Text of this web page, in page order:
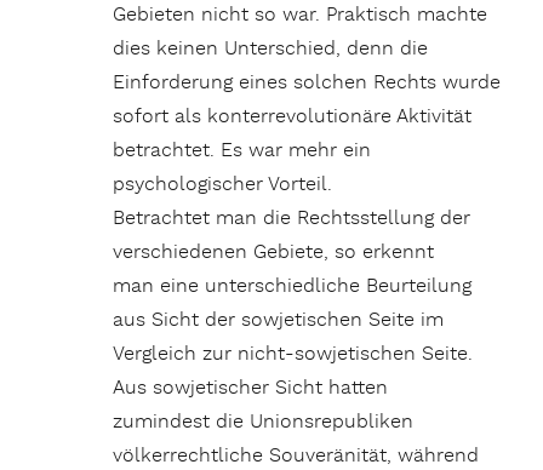
Gebieten nicht so war. Praktisch machte
dies keinen Unterschied, denn die
Einforderung eines solchen Rechts wurde
sofort als konterrevolutionäre Aktivität
betrachtet. Es war mehr ein
psychologischer Vorteil.
Betrachtet man die Rechtsstellung der
verschiedenen Gebiete, so erkennt
man eine unterschiedliche Beurteilung
aus Sicht der sowjetischen Seite im
Vergleich zur nicht-sowjetischen Seite.
Aus sowjetischer Sicht hatten
zumindest die Unionsrepubliken
völkerrechtliche Souveränität, während